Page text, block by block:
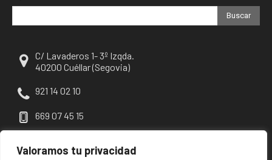
Valoramos tu privacidad
Buscar
C/ Lavaderos 1- 3º Izqda.
40200 Cuéllar (Segovia)
921 14 02 10
669 07 45 15